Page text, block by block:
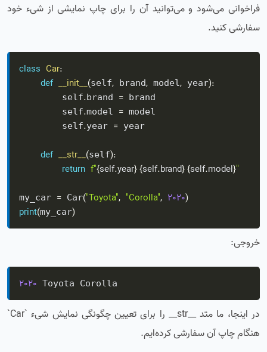
فراخوانی می‌شود و می‌توانید آن را برای چاپ نمایشی از شیء خود
سفارشی کنید.
class Car:
def __init__(self, brand, model, year):
        self
.brand = brand
        self
.model = model
        self
.year = year
def __str__(self):
return f"{self.year}{self.brand}{self.model}"
my_car = Car("Toyota", "Corolla", 2020)
print(my_car)
خروجی:
2020 Toyota Corolla
در اینجا، ما متد __str__ را برای تعیین چگونگی نمایش شیء `Car`
هنگام چاپ آن سفارشی کرده‌ایم.